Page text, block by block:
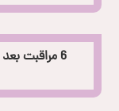
6 مراقبت بعد از عمل لیپوماتیک که باید جدی بگیرید